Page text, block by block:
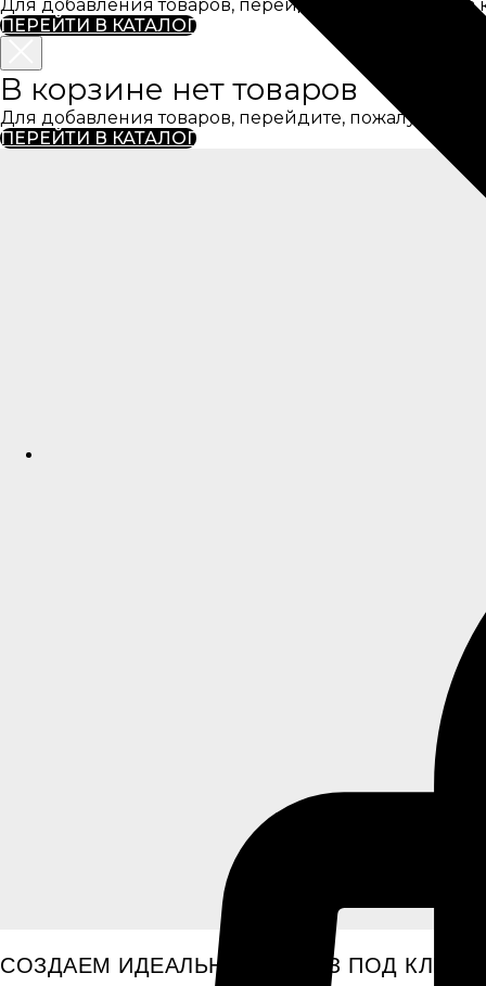
Для добавления товаров, перейдите, пожалуйста, в
ПЕРЕЙТИ В КАТАЛОГ
В корзине нет товаров
Для добавления товаров, перейдите, пожалуйста, в
ПЕРЕЙТИ В КАТАЛОГ
СОЗДАЕМ ИДЕАЛЬНЫЙ ОБРАЗ ПОД КЛЮЧ,